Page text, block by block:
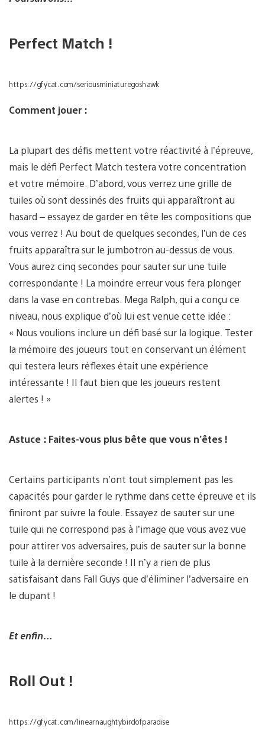
Perfect Match !
https://gfycat.com/seriousminiaturegoshawk
Comment jouer :
La plupart des défis mettent votre réactivité à l’épreuve,
mais le défi Perfect Match testera votre concentration
et votre mémoire. D’abord, vous verrez une grille de
tuiles où sont dessinés des fruits qui apparaîtront au
hasard – essayez de garder en tête les compositions que
vous verrez ! Au bout de quelques secondes, l’un de ces
fruits apparaîtra sur le jumbotron au-dessus de vous.
Vous aurez cinq secondes pour sauter sur une tuile
correspondante ! La moindre erreur vous fera plonger
dans la vase en contrebas. Mega Ralph, qui a conçu ce
niveau, nous explique d’où lui est venue cette idée :
« Nous voulions inclure un défi basé sur la logique. Tester
la mémoire des joueurs tout en conservant un élément
qui testera leurs réflexes était une expérience
intéressante ! Il faut bien que les joueurs restent
alertes ! »
Astuce : Faites-vous plus bête que vous n’êtes !
Certains participants n’ont tout simplement pas les
capacités pour garder le rythme dans cette épreuve et ils
finiront par suivre la foule. Essayez de sauter sur une
tuile qui ne correspond pas à l’image que vous avez vue
pour attirer vos adversaires, puis de sauter sur la bonne
tuile à la dernière seconde ! Il n’y a rien de plus
satisfaisant dans Fall Guys que d’éliminer l’adversaire en
le dupant !
Et enfin…
Roll Out !
https://gfycat.com/linearnaughtybirdofparadise